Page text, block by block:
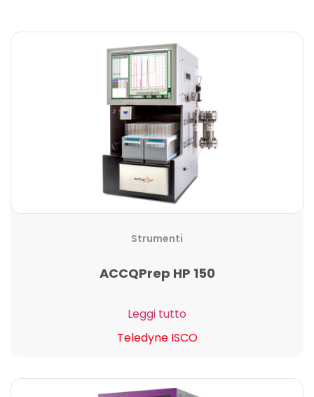
Strumenti
ACCQPrep HP 150
Leggi tutto
Teledyne ISCO